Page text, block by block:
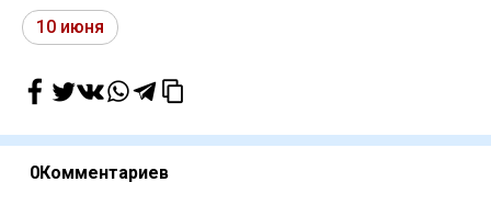
10 июня
0Комментариев